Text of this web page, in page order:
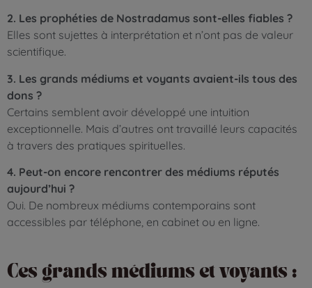
2. Les prophéties de Nostradamus sont-elles fiables ?
Elles sont sujettes à interprétation et n’ont pas de valeur
scientifique.
3. Les grands médiums et voyants avaient-ils tous des
dons ?
Certains semblent avoir développé une intuition
exceptionnelle. Mais d’autres ont travaillé leurs capacités
à travers des pratiques spirituelles.
4. Peut-on encore rencontrer des médiums réputés
aujourd’hui ?
Oui. De nombreux médiums contemporains sont
accessibles par téléphone, en cabinet ou en ligne.
Ces grands médiums et voyants :